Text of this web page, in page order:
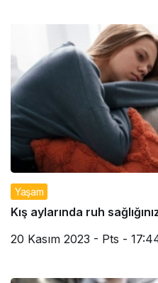
Yaşam
Kış aylarında ruh
20 Kasım 2023 - Pts -